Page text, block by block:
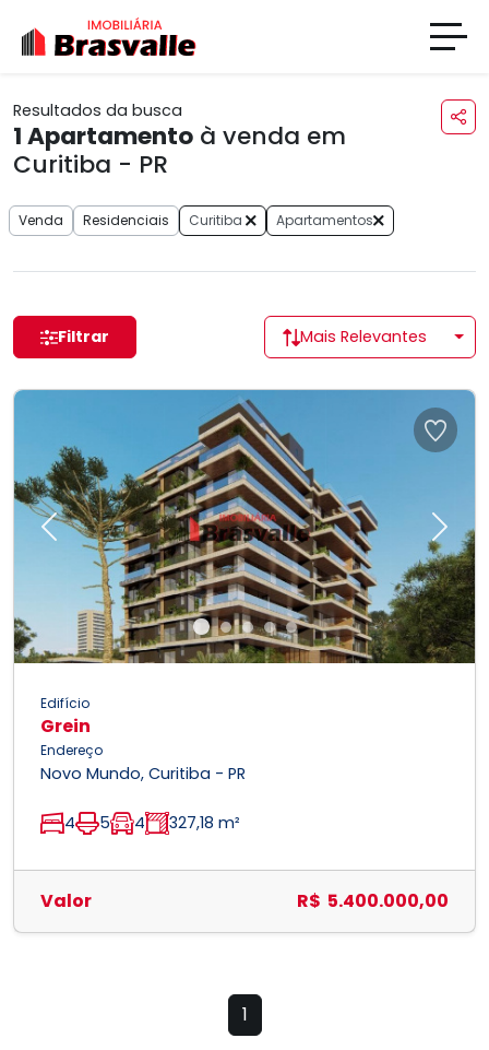
Resultados da busca
1Apartamento à venda em
Curitiba - PR
Venda Residenciais Curitiba Apartamentos
Filtrar Mais Relevantes
Previous Next
Edifício
Grein
Endereço
Novo Mundo, Curitiba - PR
4 5 4 327,18 m²
Valor R$ 5.400.000,00
1